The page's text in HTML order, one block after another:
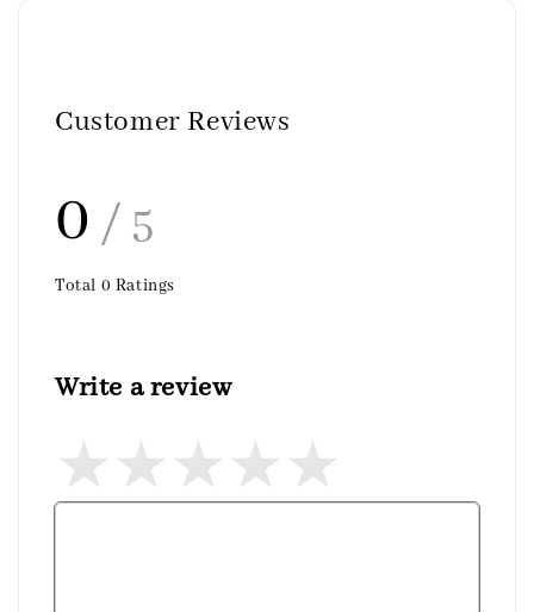
Customer Reviews
0 / 5
Total 0 Ratings
Write a review